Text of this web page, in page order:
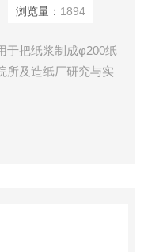
浏览量： 1894
于把纸浆制成φ200纸
所及造纸厂研究与实
鉴别纸浆原材料性能